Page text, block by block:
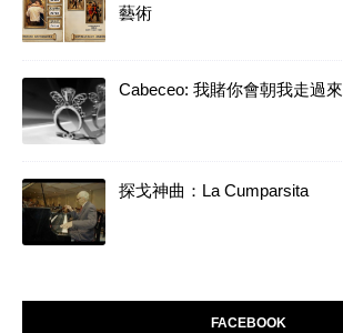
藝術
Cabeceo: 我賭你會朝我走過來
探戈神曲：La Cumparsita
FACEBOOK